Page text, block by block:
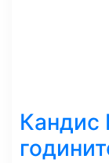
Кандис